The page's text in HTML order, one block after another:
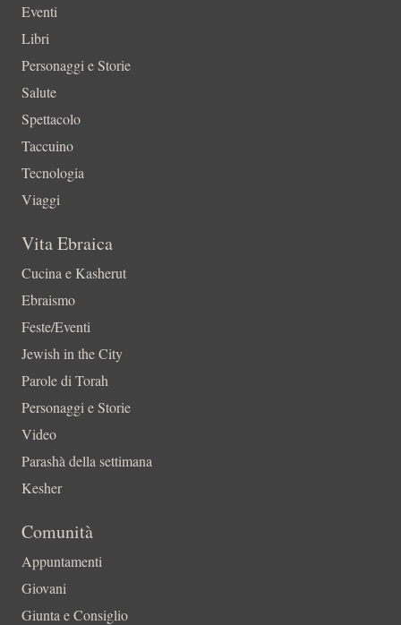
Eventi
Libri
Personaggi e Storie
Salute
Spettacolo
Taccuino
Tecnologia
Viaggi
Vita Ebraica
Cucina e Kasherut
Ebraismo
Feste/Eventi
Jewish in the City
Parole di Torah
Personaggi e Storie
Video
Parashà della settimana
Kesher
Comunità
Appuntamenti
Giovani
Giunta e Consiglio